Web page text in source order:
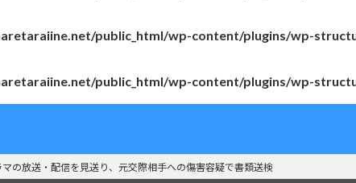
public_html/wp-content/plugins/wp-
public_html/wp-content/plugins/wp-
の放送・配信を見送り、元交際相手への傷害容疑で書類送検